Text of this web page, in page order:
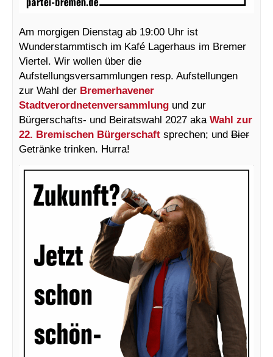
Am morgigen Dienstag ab 19:00 Uhr ist
Wunderstammtisch im Kafé Lagerhaus im Bremer
Viertel. Wir wollen über die
Aufstellungsversammlungen resp. Aufstellungen
zur Wahl der Bremerhavener
Stadtverordnetenversammlung und zur
Bürgerschafts- und Beiratswahl 2027 aka Wahl zur
22. Bremischen Bürgerschaft sprechen; und Bier
Getränke trinken. Hurra!